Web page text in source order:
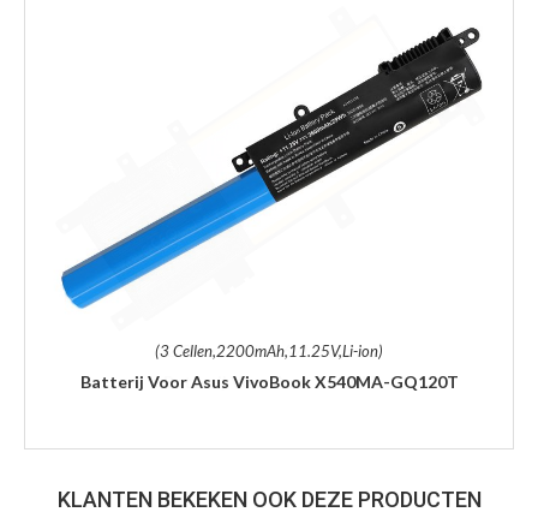
(3 Cellen,2200mAh,11.25V,Li-ion)
Batterij Voor Asus VivoBook X540MA-GQ120T
KLANTEN BEKEKEN OOK DEZE PRODUCTEN